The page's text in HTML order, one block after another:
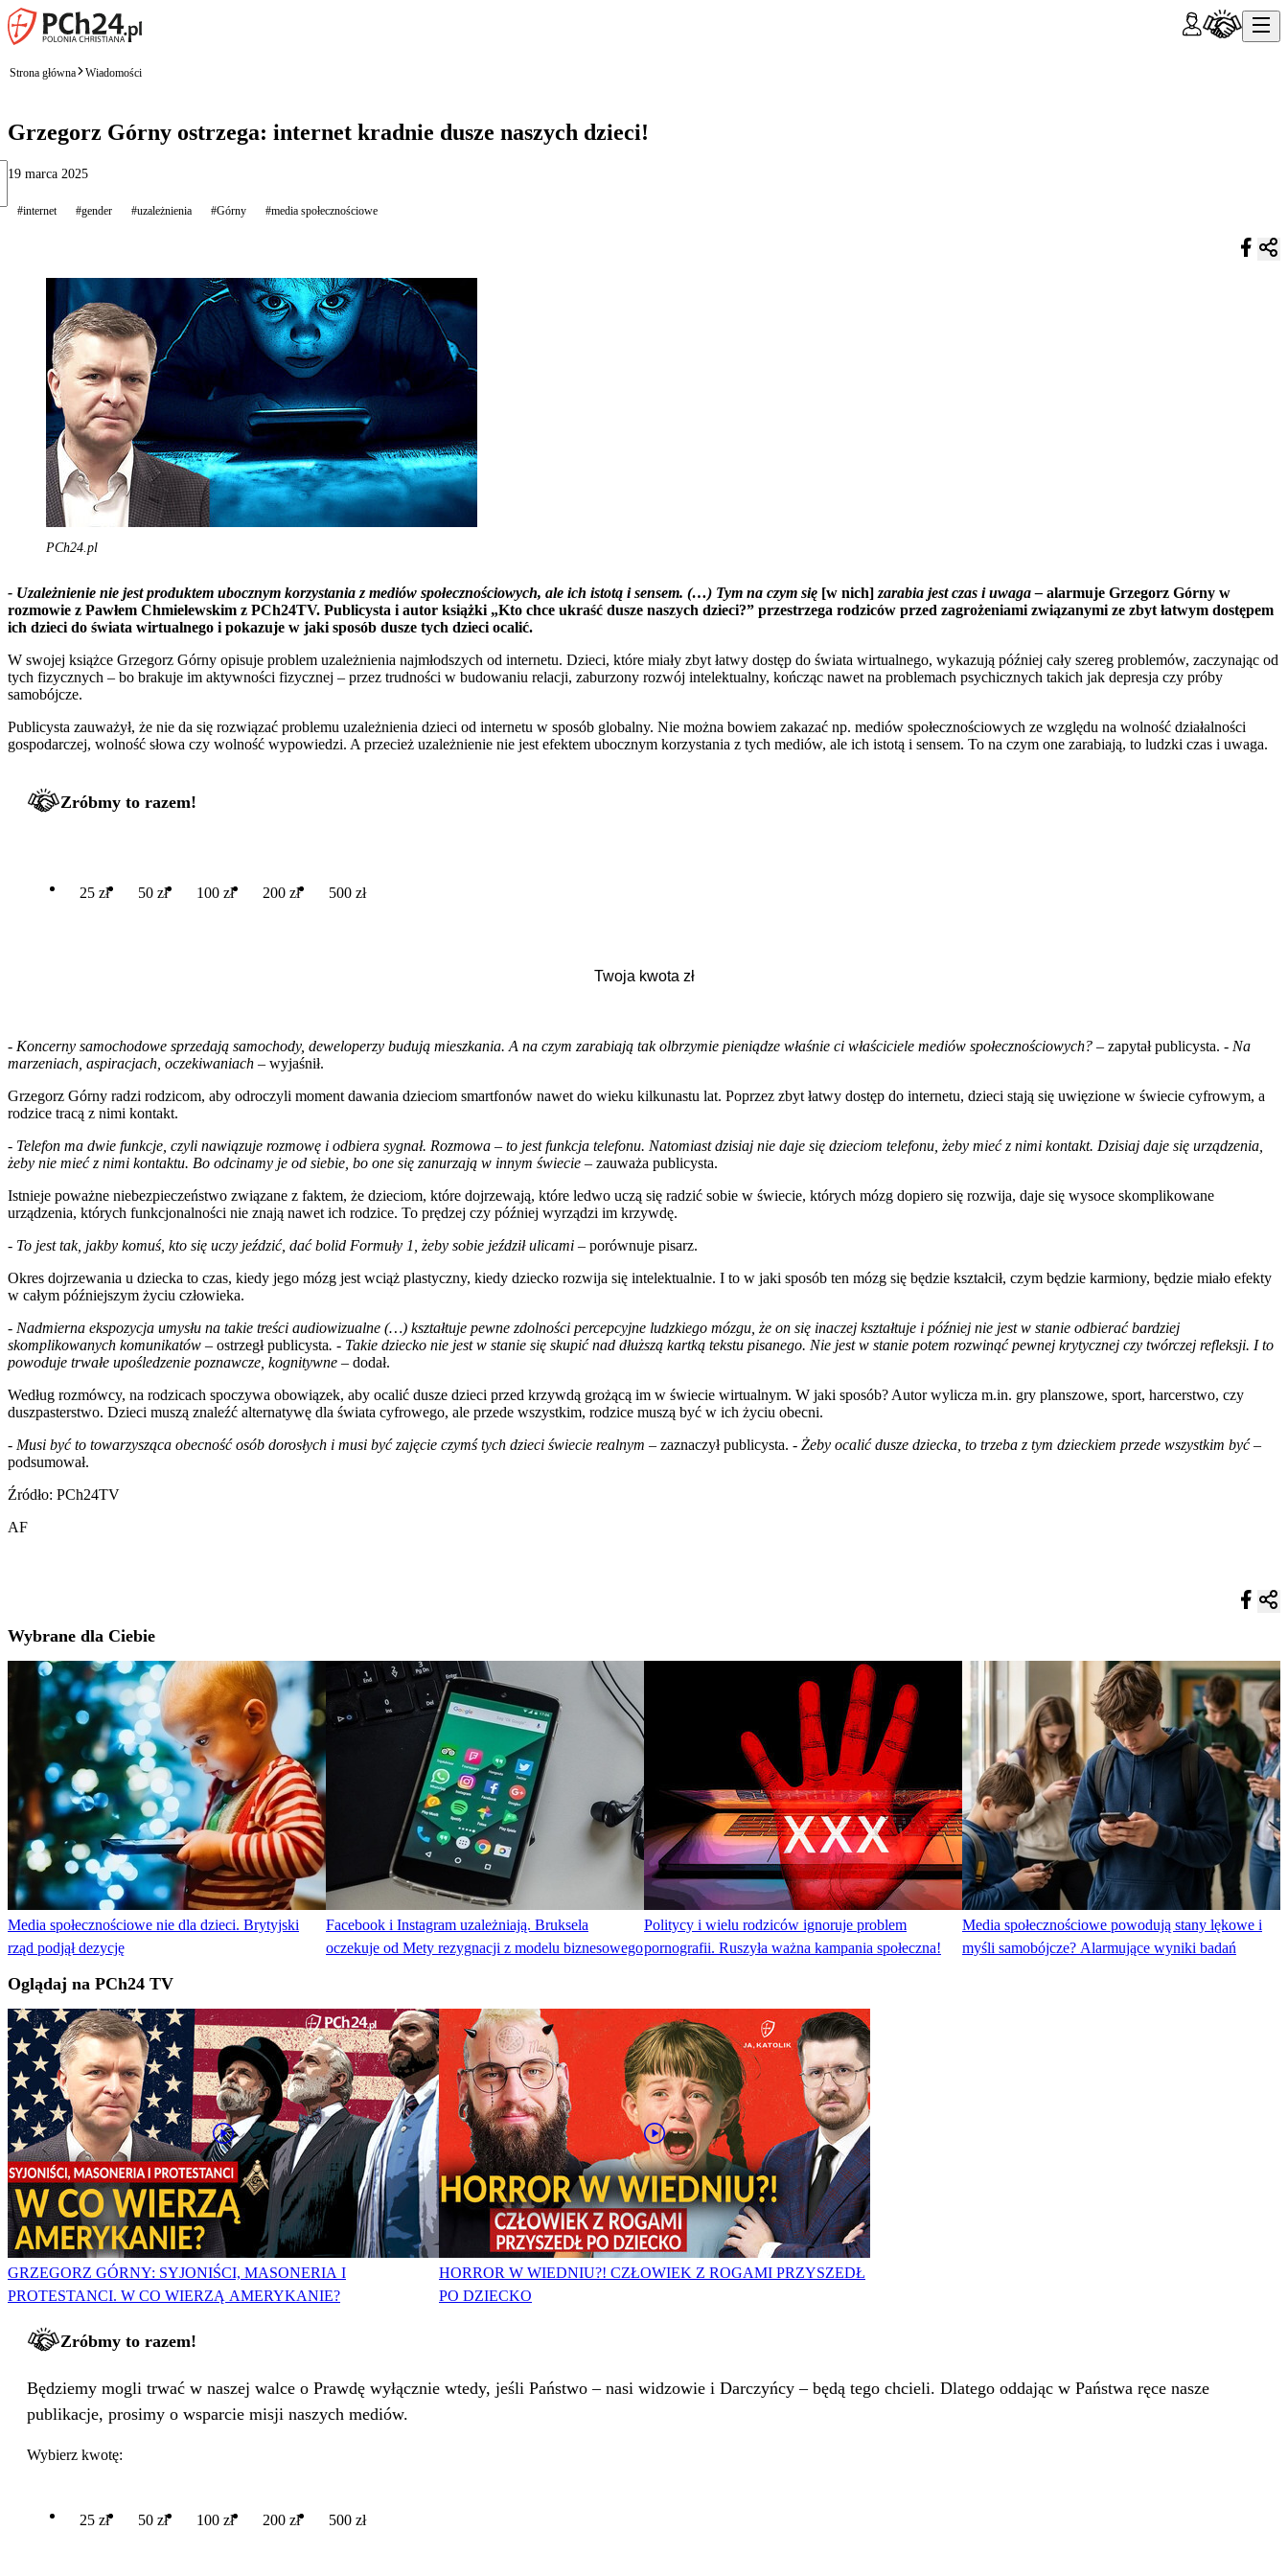
Strona główna Wiadomości
Grzegorz Górny ostrzega: internet kradnie dusze naszych dzieci!
19 marca 2025
#internet #gender #uzależnienia #Górny #media społecznościowe
PCh24.pl
- Uzależnienie nie jest produktem ubocznym korzystania z mediów społecznościowych, ale ich istotą i sensem. (…) Tym na czym się [w nich] zarabia jest czas i uwaga – alarmuje Grzegorz Górny w
rozmowie z Pawłem Chmielewskim z PCh24TV. Publicysta i autor książki „Kto chce ukraść dusze naszych dzieci?” przestrzega rodziców przed zagrożeniami związanymi ze zbyt łatwym dostępem
ich dzieci do świata wirtualnego i pokazuje w jaki sposób dusze tych dzieci ocalić.
W swojej książce Grzegorz Górny opisuje problem uzależnienia najmłodszych od internetu. Dzieci, które miały zbyt łatwy dostęp do świata wirtualnego, wykazują później cały szereg problemów, zaczynając od
tych fizycznych – bo brakuje im aktywności fizycznej – przez trudności w budowaniu relacji, zaburzony rozwój intelektualny, kończąc nawet na problemach psychicznych takich jak depresja czy próby
samobójcze.
Publicysta zauważył, że nie da się rozwiązać problemu uzależnienia dzieci od internetu w sposób globalny. Nie można bowiem zakazać np. mediów społecznościowych ze względu na wolność działalności
gospodarczej, wolność słowa czy wolność wypowiedzi. A przecież uzależnienie nie jest efektem ubocznym korzystania z tych mediów, ale ich istotą i sensem. To na czym one zarabiają, to ludzki czas i uwaga.
Zróbmy to razem!
25 zł 50 zł 100 zł 200 zł 500 zł
- Koncerny samochodowe sprzedają samochody, deweloperzy budują mieszkania. A na czym zarabiają tak olbrzymie pieniądze właśnie ci właściciele mediów społecznościowych? – zapytał publicysta. - Na
marzeniach, aspiracjach, oczekiwaniach – wyjaśnił.
Grzegorz Górny radzi rodzicom, aby odroczyli moment dawania dzieciom smartfonów nawet do wieku kilkunastu lat. Poprzez zbyt łatwy dostęp do internetu, dzieci stają się uwięzione w świecie cyfrowym, a
rodzice tracą z nimi kontakt.
- Telefon ma dwie funkcje, czyli nawiązuje rozmowę i odbiera sygnał. Rozmowa – to jest funkcja telefonu. Natomiast dzisiaj nie daje się dzieciom telefonu, żeby mieć z nimi kontakt. Dzisiaj daje się urządzenia,
żeby nie mieć z nimi kontaktu. Bo odcinamy je od siebie, bo one się zanurzają w innym świecie – zauważa publicysta.
Istnieje poważne niebezpieczeństwo związane z faktem, że dzieciom, które dojrzewają, które ledwo uczą się radzić sobie w świecie, których mózg dopiero się rozwija, daje się wysoce skomplikowane
urządzenia, których funkcjonalności nie znają nawet ich rodzice. To prędzej czy później wyrządzi im krzywdę.
- To jest tak, jakby komuś, kto się uczy jeździć, dać bolid Formuły 1, żeby sobie jeździł ulicami – porównuje pisarz.
Okres dojrzewania u dziecka to czas, kiedy jego mózg jest wciąż plastyczny, kiedy dziecko rozwija się intelektualnie. I to w jaki sposób ten mózg się będzie kształcił, czym będzie karmiony, będzie miało efekty
w całym późniejszym życiu człowieka.
- Nadmierna ekspozycja umysłu na takie treści audiowizualne (…) kształtuje pewne zdolności percepcyjne ludzkiego mózgu, że on się inaczej kształtuje i później nie jest w stanie odbierać bardziej
skomplikowanych komunikatów – ostrzegł publicysta. - Takie dziecko nie jest w stanie się skupić nad dłuższą kartką tekstu pisanego. Nie jest w stanie potem rozwinąć pewnej krytycznej czy twórczej refleksji. I to
powoduje trwałe upośledzenie poznawcze, kognitywne – dodał.
Według rozmówcy, na rodzicach spoczywa obowiązek, aby ocalić dusze dzieci przed krzywdą grożącą im w świecie wirtualnym. W jaki sposób? Autor wylicza m.in. gry planszowe, sport, harcerstwo, czy
duszpasterstwo. Dzieci muszą znaleźć alternatywę dla świata cyfrowego, ale przede wszystkim, rodzice muszą być w ich życiu obecni.
- Musi być to towarzysząca obecność osób dorosłych i musi być zajęcie czymś tych dzieci świecie realnym – zaznaczył publicysta. - Żeby ocalić dusze dziecka, to trzeba z tym dzieckiem przede wszystkim być­–
podsumował.
Źródło: PCh24TV
AF
Wybrane dla Ciebie
Media społecznościowe nie dla dzieci. Brytyjski
rząd podjął dezycję
Facebook i Instagram uzależniają. Bruksela
oczekuje od Mety rezygnacji z modelu biznesowego
Politycy i wielu rodziców ignoruje problem
pornografii. Ruszyła ważna kampania społeczna!
Media społecznościowe powodują stany lękowe i
myśli samobójcze? Alarmujące wyniki badań
Oglądaj na PCh24 TV
GRZEGORZ GÓRNY: SYJONIŚCI, MASONERIA I
PROTESTANCI. W CO WIERZĄ AMERYKANIE?
HORROR W WIEDNIU?! CZŁOWIEK Z ROGAMI PRZYSZEDŁ
PO DZIECKO
Zróbmy to razem!
Będziemy mogli trwać w naszej walce o Prawdę wyłącznie wtedy, jeśli Państwo – nasi widzowie i Darczyńcy – będą tego chcieli. Dlatego oddając w Państwa ręce nasze
publikacje, prosimy o wsparcie misji naszych mediów.
Wybierz kwotę:
25 zł 50 zł 100 zł 200 zł 500 zł